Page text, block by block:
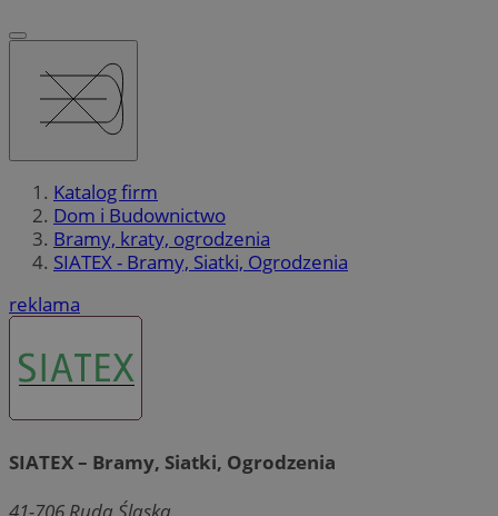
Katalog firm
Dom i Budownictwo
Bramy, kraty, ogrodzenia
SIATEX - Bramy, Siatki, Ogrodzenia
reklama
SIATEX – Bramy, Siatki, Ogrodzenia